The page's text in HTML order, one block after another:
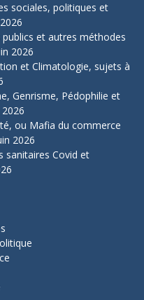
sociales, politiques et
publics et autres méthodes
2026
et Climatologie, sujets à
Genrisme, Pédophilie et
ou Mafia du commerce
2026
sanitaires Covid et